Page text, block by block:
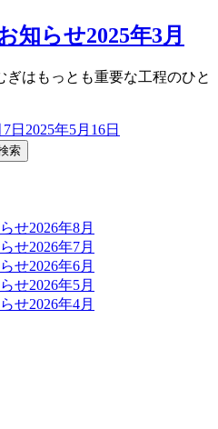
知らせ2025年3月
はもっとも重要な工程のひと
日 2025年5月16日
せ2026年8月
せ2026年7月
せ2026年6月
せ2026年5月
せ2026年4月